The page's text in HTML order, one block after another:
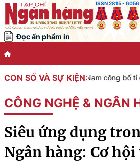
ISSN 2815 - 6056
Đọc ấn phẩm in
CON SỐ VÀ SỰ KIỆN:
Nhà nước Việt Nam công bố tỉ giá
CÔNG NGHỆ & NGÂN
Siêu ứng dụng
Ngân hàng: Cơ